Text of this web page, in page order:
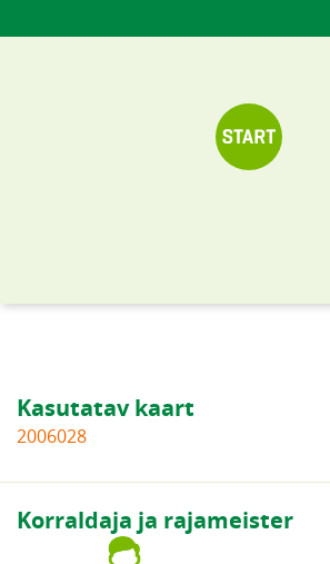
Kasutatav kaart
2006028
Korraldaja ja rajameister